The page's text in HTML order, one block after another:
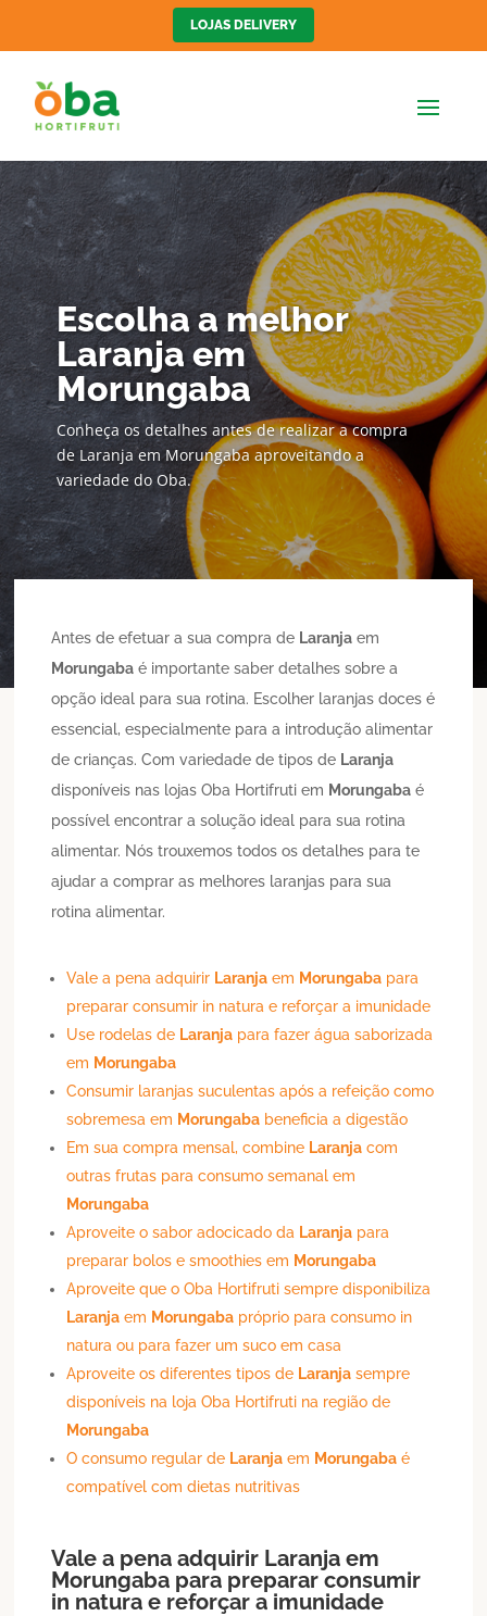
LOJAS DELIVERY
Escolha a melhor
Laranja em
Morungaba
Conheça os detalhes antes de realizar a compra
de Laranja em Morungaba aproveitando a
variedade do Oba.
Antes de efetuar a sua compra de Laranja em
Morungaba é importante saber detalhes sobre a
opção ideal para sua rotina. Escolher laranjas doces é
essencial, especialmente para a introdução alimentar
de crianças. Com variedade de tipos de Laranja
disponíveis nas lojas Oba Hortifruti em Morungaba é
possível encontrar a solução ideal para sua rotina
alimentar. Nós trouxemos todos os detalhes para te
ajudar a comprar as melhores laranjas para sua
rotina alimentar.
Vale a pena adquirir Laranja em Morungaba para
preparar consumir in natura e reforçar a imunidade
Use rodelas de Laranja para fazer água saborizada
em Morungaba
Consumir laranjas suculentas após a refeição como
sobremesa em Morungaba beneficia a digestão
Em sua compra mensal, combine Laranja com
outras frutas para consumo semanal em
Morungaba
Aproveite o sabor adocicado da Laranja para
preparar bolos e smoothies em Morungaba
Aproveite que o Oba Hortifruti sempre disponibiliza
Laranja em Morungaba próprio para consumo in
natura ou para fazer um suco em casa
Aproveite os diferentes tipos de Laranja sempre
disponíveis na loja Oba Hortifruti na região de
Morungaba
O consumo regular de Laranja em Morungaba é
compatível com dietas nutritivas
Vale a pena adquirir Laranja em
Morungaba para preparar consumir
in natura e reforçar a imunidade